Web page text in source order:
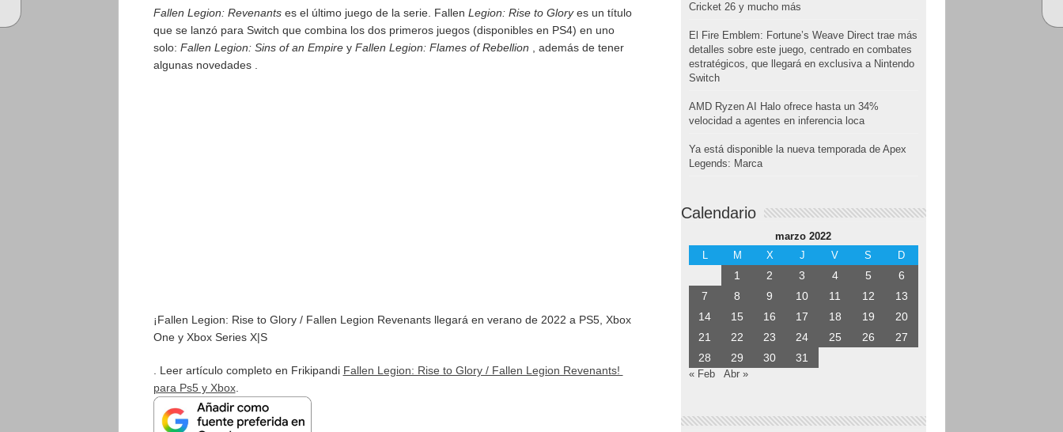
Fallen Legion: Revenantses el último juego de la serie. Fallen Legion: Rise to Gloryes un título
que se lanzó para Switch que combina los dos primeros juegos (disponibles en PS4) en uno
solo: Fallen Legion: Sins of an Empirey Fallen Legion: Flames of Rebellion , además de tener
algunas novedades .
¡Fallen Legion: Rise to Glory / Fallen Legion Revenants llegará en verano de 2022 a PS5, Xbox
One y Xbox Series X|S
. Leer artículo completo en Frikipandi Fallen Legion: Rise to Glory / Fallen Legion Revenants!
para Ps5 y Xbox.
Cricket 26 y mucho más
El Fire Emblem: Fortune’s Weave Direct trae más
detalles sobre este juego, centrado en combates
estratégicos, que llegará en exclusiva a Nintendo
Switch
AMD Ryzen AI Halo ofrece hasta un 34%
velocidad a agentes en inferencia loca
Ya está disponible la nueva temporada de Apex
Legends: Marca
Calendario
marzo 2022
L
M X J V S D
1 2 3 4 5
6
7
8 9 10 11 12
13
14
15 16 17 18 19
20
21
22 23 24 25 26
27
28
29 30 31
« Feb Abr »